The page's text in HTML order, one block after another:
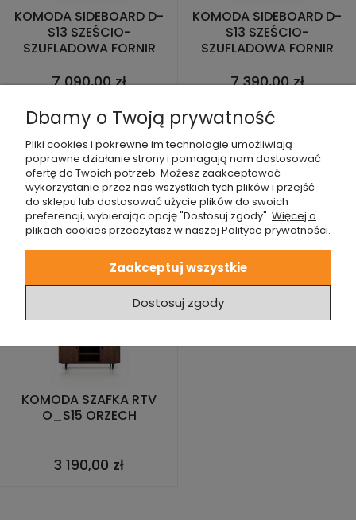
KOMODA SIDEBOARD D-
S13 SZEŚCIO-
SZUFLADOWA FORNIR
7 090,00 zł
KOMODA SIDEBOARD D-
S13 SZEŚCIO-
SZUFLADOWA FORNIR
7 390,00 zł
KOMODA SIDEBOARD D-
S13 SZEŚCIO-
SZUFLADOWA FORNIR
ORZECH KOLOR TEKOWY
7 090,00 zł
KOMODA SZAFKA RTV
D_S15 DĄB
3 090,00 zł
KOMODA SZAFKA RTV
O_S15 ORZECH
3 190,00 zł
Dbamy o Twoją prywatność
Pliki cookies i pokrewne im technologie umożliwiają
poprawne działanie strony i pomagają nam dostosować
ofertę do Twoich potrzeb. Możesz zaakceptować
wykorzystanie przez nas wszystkich tych plików i przejść
do sklepu lub dostosować użycie plików do swoich
preferencji, wybierając opcję "Dostosuj zgody". Więcej o
plikach cookies przeczytasz w naszej Polityce prywatności.
Dostosuj zgody
Zaakceptuj wszystkie